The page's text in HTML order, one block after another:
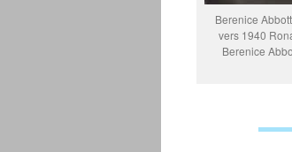
Berenice
vers 1940
Berenice